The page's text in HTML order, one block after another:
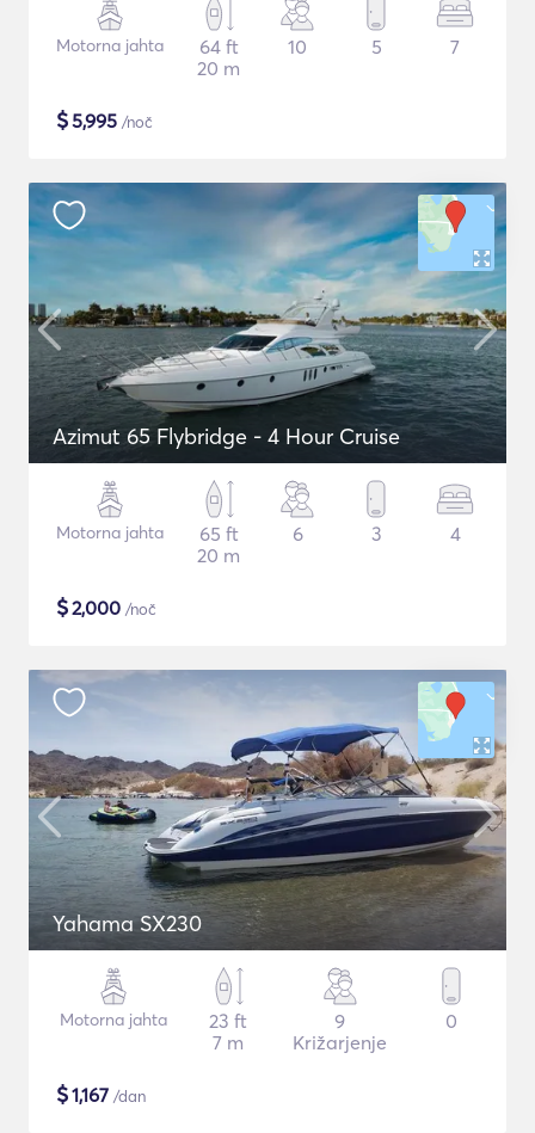
Motorna jahta
64 ft
20 m
10 5 7
$5,995 /noč
Azimut 65 Flybridge - 4 Hour Cruise
Motorna jahta
65 ft
20 m
6 3 4
$2,000 /noč
Yahama SX230
Motorna jahta
23 ft
7 m
9
Križarjenje
0
$1,167 /dan